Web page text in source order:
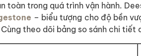
toàn trong quá trình vận hành.
– biểu tượng cho độ bền
theo dõi bảng so sánh chi